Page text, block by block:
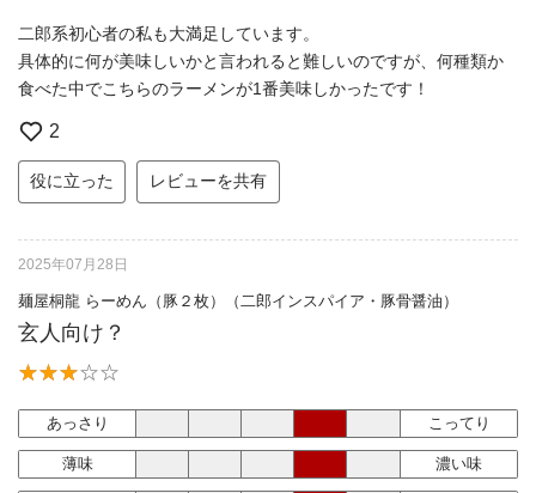
二郎系初心者の私も大満足しています。
具体的に何が美味しいかと言われると難しいのですが、何種類か
食べた中でこちらのラーメンが1番美味しかったです！
2
役に立った レビューを共有
2025年07月28日
麺屋桐龍 らーめん（豚２枚）（二郎インスパイア・豚骨醤油）
玄人向け？
あっさり こってり
薄味 濃い味